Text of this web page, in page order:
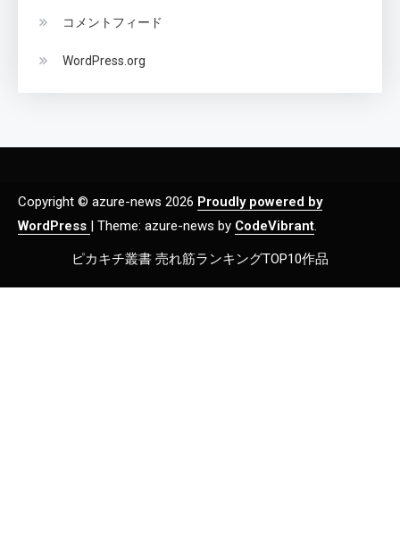
コメントフィード
WordPress.org
Copyright © azure-news 2026 Proudly powered by
WordPress | Theme: azure-news by CodeVibrant.
ピカキチ叢書 売れ筋ランキングTOP10作品